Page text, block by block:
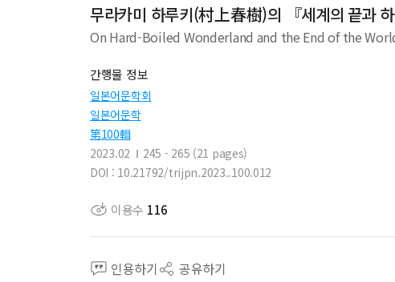
무라카미 하루키(村上春樹)의 『세계의 끝과
On Hard-Boiled Wonderland and the End of the
간행물 정보
일본어문학회
일본어문학
第100輯
2023.02
245 - 265 (21 pages)
DOI : 10.21792/trijpn.2023..100.012
이용수 116
인용하기 공유하기